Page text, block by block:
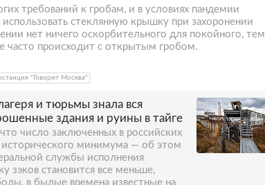
требований к гробам, и в условиях пандемии
стеклянную крышку при захоронении
нет ничего оскорбительного для покойного, тем
часто происходит с открытым гробом.
"Говорит Москва"
и тюрьмы знала вся
здания и руины в тайге
число заключенных в российских
минимума — об этом
службы исполнения
зэков становится все меньше,
в былые времена известные на